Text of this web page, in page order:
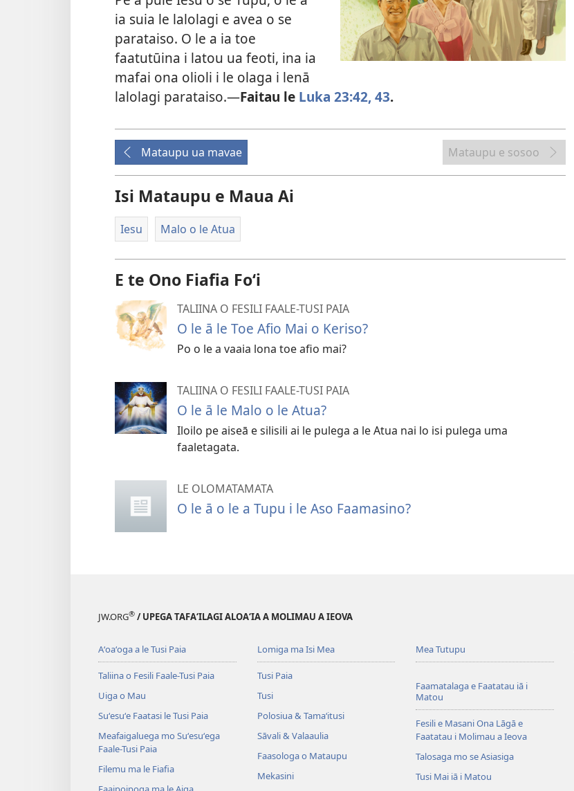
ia suia le lalolagi e avea o se
parataiso. O le a ia toe
faatutūina i latou ua feoti, ina ia
mafai ona olioli i le olaga i lenā
lalolagi parataiso.​—Faitau le Luka 23:42, 43.
Mataupu ua mavae Mataupu e sosoo
Isi Mataupu e Maua Ai
Iesu Malo o le Atua
E te Ono Fiafia Foʻi
TALIINA O FESILI FAALE-TUSI PAIA
O le ā le Toe Afio Mai o Keriso?
Po o le a vaaia lona toe afio mai?
TALIINA O FESILI FAALE-TUSI PAIA
O le ā le Malo o le Atua?
Iloilo pe aiseā e silisili ai le pulega a le Atua nai lo isi pulega uma
faaletagata.
LE OLOMATAMATA
O le ā o le a Tupu i le Aso Faamasino?
JW.ORG® / UPEGA TAFA‘ILAGI ALOA‘IA A MOLIMAU A IEOVA
Aʻoaʻoga a le Tusi Paia
Taliina o Fesili Faale-Tusi Paia
Uiga o Mau
Suʻesuʻe Faatasi le Tusi Paia
Meafaigaluega mo Suʻesuʻega
Faale-Tusi Paia
Filemu ma le Fiafia
Lomiga ma Isi Mea
Tusi Paia
Tusi
Polosiua & Tamaʻitusi
Sāvali & Valaaulia
Faasologa o Mataupu
Mekasini
Mea Tutupu
Faamatalaga e Faatatau iā i
Matou
Fesili e Masani Ona Lāgā e
Faatatau i Molimau a Ieova
Talosaga mo se Asiasiga
Tusi Mai iā i Matou